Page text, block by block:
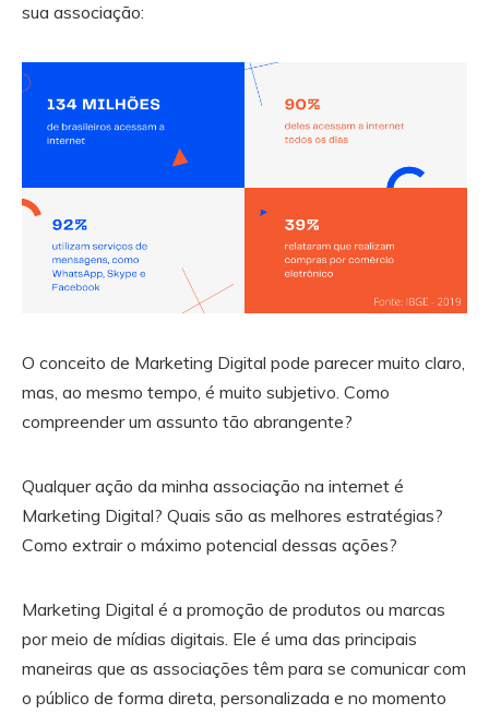
sua associação:
O conceito de Marketing Digital pode parecer muito claro,
mas, ao mesmo tempo, é muito subjetivo. Como
compreender um assunto tão abrangente?
Qualquer ação da minha associação na internet é
Marketing Digital? Quais são as melhores estratégias?
Como extrair o máximo potencial dessas ações?
Marketing Digital é a promoção de produtos ou marcas
por meio de mídias digitais. Ele é uma das principais
maneiras que as associações têm para se comunicar com
o público de forma direta, personalizada e no momento